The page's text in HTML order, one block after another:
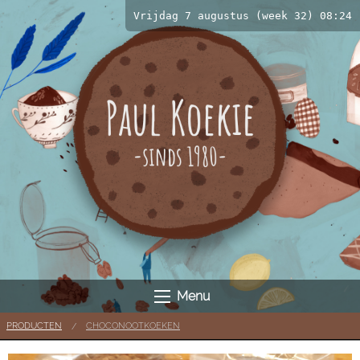
Vrijdag 7 augustus (week 32) 08:24
Menu
PRODUCTEN CHOCONOOTKOEKEN